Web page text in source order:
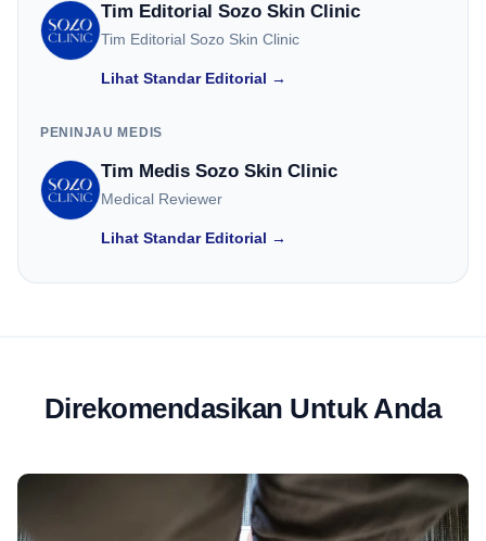
Tim Editorial Sozo Skin Clinic
Tim Editorial Sozo Skin Clinic
Lihat Standar Editorial →
PENINJAU MEDIS
Tim Medis Sozo Skin Clinic
Medical Reviewer
Lihat Standar Editorial →
Direkomendasikan Untuk Anda